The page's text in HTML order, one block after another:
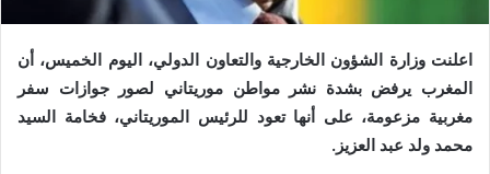
اعلنت وزارة الشؤون الخارجية والتعاون الدولي، اليوم الخميس، أن
المغرب يرفض بشدة نشر مواطن موريتاني لصور جوازات سفر
مغربية مزعومة، على أنها تعود للرئيس الموريتاني، فخامة السيد
محمد ولد عبد العزيز.